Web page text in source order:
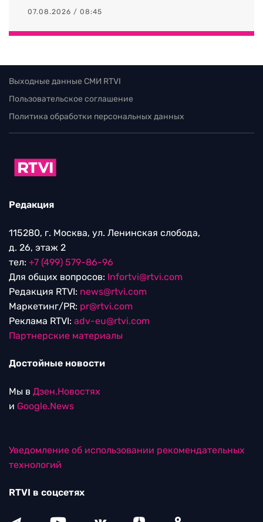
07.08.2026 / 08:45
Выходные данные СМИ RTVI
Пользовательское соглашение
Политика обработки персональных данных
Редакция
115280, г. Москва, ул. Ленинская слобода,
д. 26, этаж 2
тел: +7 (499) 579-86-96
Для общих вопросов: Infortvi@rtvi.com
Редакция RTVI: news@rtvi.com
Маркетинг/PR: pr@rtvi.com
Реклама RTVI: adv-eu@rtvi.com
Партнерские материалы
Достойные новости
Мы в Дзен.Новостях
и Google.News
Уведомление об использовании рекомендательных
технологий
RTVI в соцсетях